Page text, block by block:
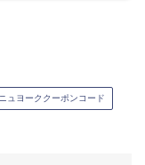
ュヨーククーポンコード